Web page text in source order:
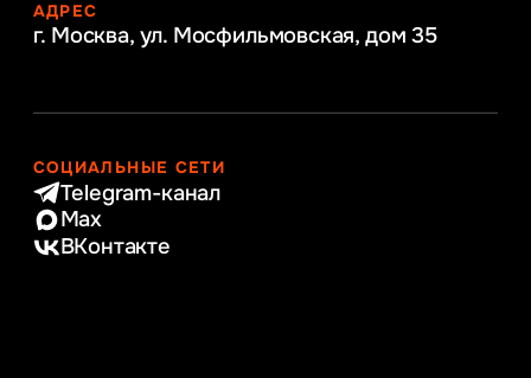
АДРЕС
г. Москва, ул. Мосфильмовская, дом 35
СОЦИАЛЬНЫЕ СЕТИ
Telegram-канал
Max
ВКонтакте